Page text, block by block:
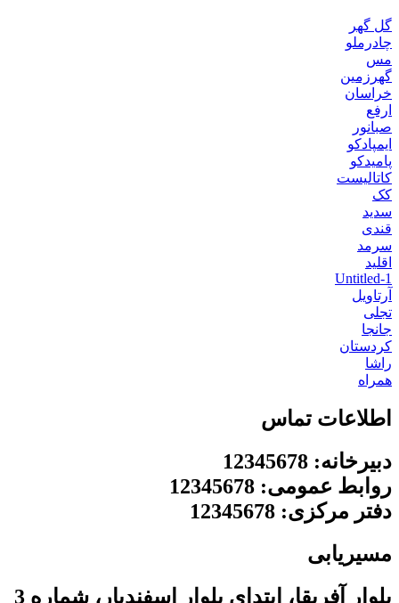
گل گهر
چادرملو
مس
گهرزمین
خراسان
ارفع
صبانور
ایمپادکو
پامیدکو
کاتالیست
کک
سدید
قندی
سرمد
اقلید
Untitled-1
آرتاویل
تجلی
جانجا
کردستان
راشا
همراه
اطلاعات تماس
دبیرخانه: 12345678
روابط عمومی: 12345678
دفتر مرکزی: 12345678
مسیریابی
بلوار آفریقا، ابتدای بلوار اسفندیار، شماره 3